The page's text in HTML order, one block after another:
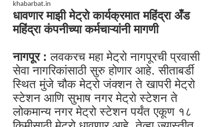
khabarbat.in
धावणार माझी मेट्रो कार्यक्रमात महिंद्रा अँड
महिंद्रा कंपनीच्या कर्मचाऱ्यांनी मागणी
नागपूर : लवकरच महा मेट्रो नागपूरची प्रवासी
सेवा नागरिकांसाठी सुरु होणार आहे. सीताबर्डी
स्थित मुंजे चौक मेट्रो जंक्शन ते खापरी मेट्रो
स्टेशन आणि सुभाष नगर मेट्रो स्टेशन ते
लोकमान्य नगर मेट्रो स्टेशन पर्यंत एकूण १८